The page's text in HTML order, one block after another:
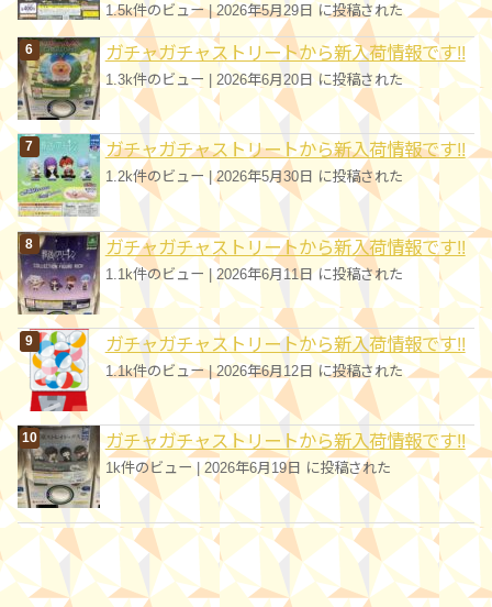
1.5k件のビュー|2026年5月29日 に投稿された
ガチャガチャストリートから新入荷情報です!!
1.3k件のビュー 2026年6月20日 に投稿された
ガチャガチャストリートから新入荷情報です!!
1.2k件のビュー|2026年5月30日 に投稿された
ガチャガチャストリートから新入荷情報です!!
1.1k件のビュー | 2026年6月11日 に投稿された
ガチャガチャストリートから新入荷情報です!!
1.1k件のビュー|2026年6月12日 に投稿された
ガチャガチャストリートから新入荷情報です!!
1k件のビュー|2026年6月19日 に投稿された